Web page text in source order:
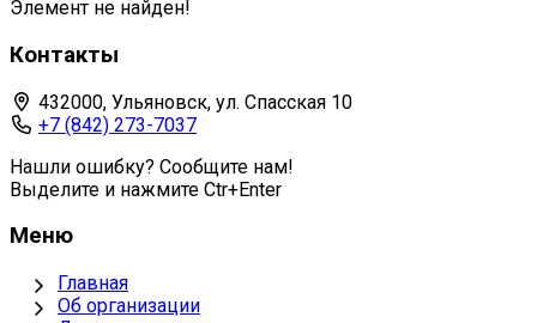
Элемент не найден!
Контакты
432000, Ульяновск, ул. Спасская 10
+7 (842) 273-7037
Нашли ошибку? Сообщите нам!
Выделите и нажмите Ctr+Enter
Меню
Главная
Об организации